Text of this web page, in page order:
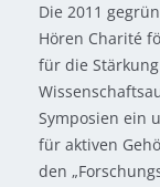
Die 2011
Hören Charité
für die
Symposien ein
für aktiven
den